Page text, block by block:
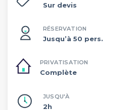
Sur devis
RÉSERVATION
Jusqu’à 50 pers.
PRIVATISATION
Complète
JUSQU'À
2h